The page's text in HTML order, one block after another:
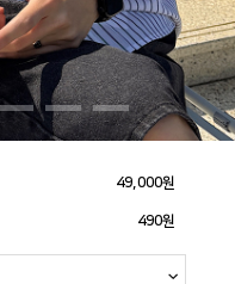
49,000원
490원